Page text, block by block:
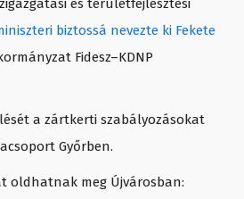
és területfejlesztési
biztossá nevezte ki Fekete
Fidesz–KDNP
a zártkerti szabályozásokat
Győrben.
oldhatnak meg Újvárosban: